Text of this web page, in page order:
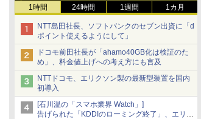
1時間 24時間 1週間 1カ月
NTT島田社長、ソフトバンクのセブン出資に「d
ポイント使えるようにして」
ドコモ前田社長が「ahamo40GB化は検証のた
め」、料金値上げへの考え方にも言及
NTTドコモ、エリクソン製の最新型装置を国内
初導入
[石川温の「スマホ業界 Watch」]
告げられた「KDDIのローミング終了」、エリア